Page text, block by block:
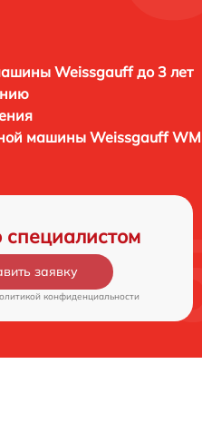
Weissgauff до 3 лет
машины Weissgauff
специалистом
заявку
конфиденциальности